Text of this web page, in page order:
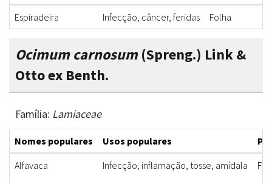
Espiradeira
Infecção, câncer, feridas Folha
Ocimum carnosum(Spreng.) Link &
Otto ex Benth.
Família: Lamiaceae
Nomes populares Usos populares
Alfavaca
Infecção, inflamação, tosse, amídala